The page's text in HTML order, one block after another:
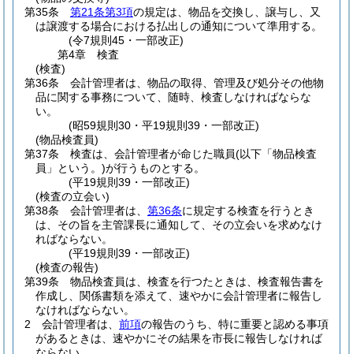
第35条
第21条第3項の規定は、物品を交換し、譲与し、又
は譲渡する場合における払出しの通知について準用する。
(令7規則45・一部改正)
第4章
検査
(検査)
第36条
会計管理者は、物品の取得、管理及び処分その他物
品に関する事務について、随時、検査しなければならな
い。
(昭59規則30・平19規則39・一部改正)
(物品検査員)
第37条
検査は、会計管理者が命じた職員(以下「物品検査
員」という。)が行うものとする。
(平19規則39・一部改正)
(検査の立会い)
第38条
会計管理者は、 第36条に規定する検査を行うとき
は、その旨を主管課長に通知して、その立会いを求めなけ
ればならない。
(平19規則39・一部改正)
(検査の報告)
第39条
物品検査員は、検査を行つたときは、検査報告書を
作成し、関係書類を添えて、速やかに会計管理者に報告し
なければならない。
2
会計管理者は、 前項の報告のうち、特に重要と認める事項
があるときは、速やかにその結果を市長に報告しなければ